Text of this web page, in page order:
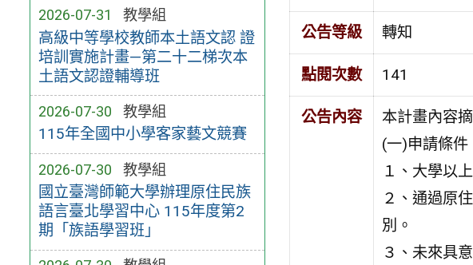
2026-07-31 教學組
高級中等學校教師本土語文認 證
培訓實施計畫—第二十二梯次本
土語文認證輔導班
2026-07-30 教學組
115年全國中小學客家藝文競賽
2026-07-30 教學組
國立臺灣師範大學辦理原住民族
語言臺北學習中心 115年度第2
期「族語學習班」
公告等級 轉知
點閱次數 141
公告內容
本計畫內容
(一)申請條
１、大學以
２、通過原
別。
３、未來具